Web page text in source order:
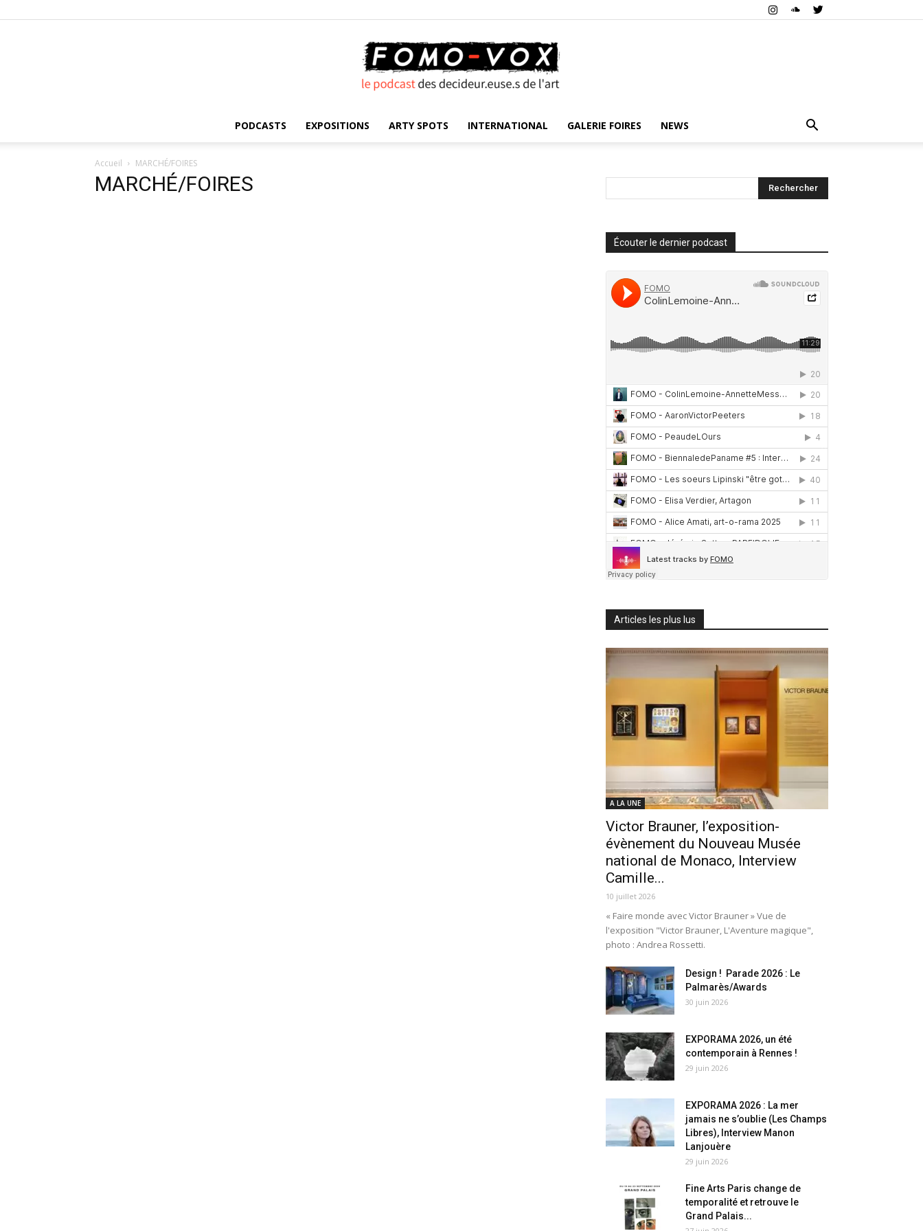
PODCASTS EXPOSITIONS ARTY SPOTS INTERNATIONAL GALERIE FOIRES NEWS
Accueil MARCHÉ/FOIRES
MARCHÉ/FOIRES
Écouter le dernier podcast
Articles les plus lus
A LA UNE
Victor Brauner, l’exposition-
évènement du Nouveau Musée
national de Monaco, Interview
Camille...
10 juillet 2026
« Faire monde avec Victor Brauner » Vue de
l'exposition "Victor Brauner, L'Aventure magique",
photo : Andrea Rossetti.
Design ! Parade 2026 : Le
Palmarès/Awards
30 juin 2026
EXPORAMA 2026, un été
contemporain à Rennes !
29 juin 2026
EXPORAMA 2026 : La mer
jamais ne s’oublie (Les Champs
Libres), Interview Manon
Lanjouère
29 juin 2026
Fine Arts Paris change de
temporalité et retrouve le
Grand Palais...